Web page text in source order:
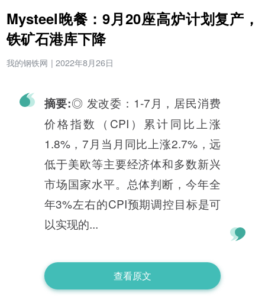
Mysteel晚餐：9月20座高炉计划复产，
铁矿石港库下降
我的钢铁网 | 2022年8月26日
摘要:◎ 发改委：1-7月，居民消费
价格指数（CPI）累计同比上涨
1.8%，7月当月同比上涨2.7%，远
低于美欧等主要经济体和多数新兴
市场国家水平。总体判断，今年全
年3%左右的CPI预期调控目标是可
以实现的...
查看原文